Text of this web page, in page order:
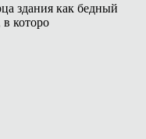
здания как бедный
в которо